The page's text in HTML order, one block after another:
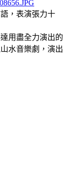
，表演張力十
用盡全力演出的
水音樂劇，演出